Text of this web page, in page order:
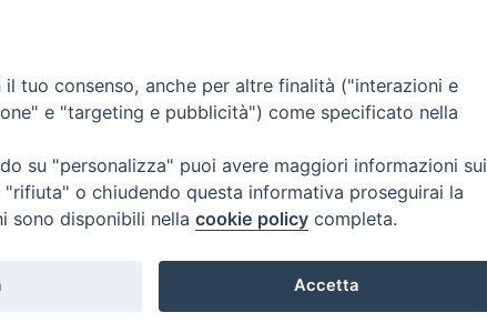
tuo consenso, anche per altre finalità ("interazioni e
e "targeting e pubblicità") come specificato nella
su "personalizza" puoi avere maggiori informazioni sui
o chiudendo questa informativa proseguirai la
sono disponibili nella cookie policy completa.
Accetta